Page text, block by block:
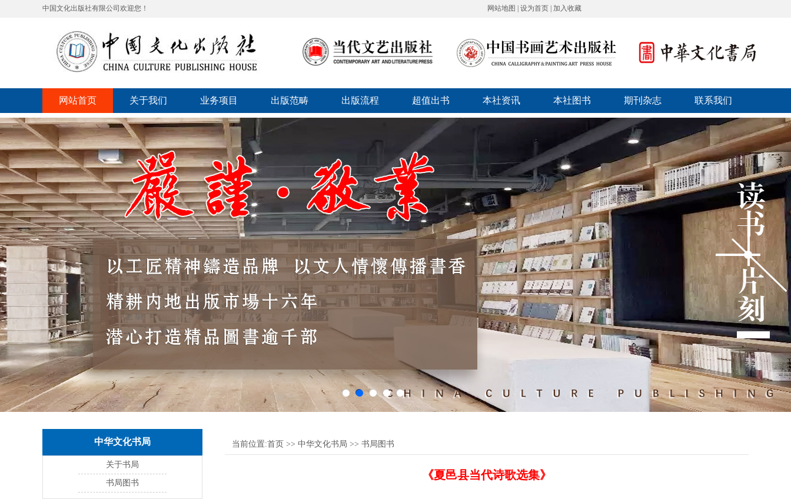
中国文化出版社有限公司欢迎您！ 网站地图 设为首页 加入收藏
网站首页 关于我们 业务项目 出版范畴 出版流程 超值出书 本社资讯 本社图书 期刊杂志 联系我们
中华文化书局
关于书局
书局图书
当前位置:首页 >> 中华文化书局 >> 书局图书
《夏邑县当代诗歌选集》